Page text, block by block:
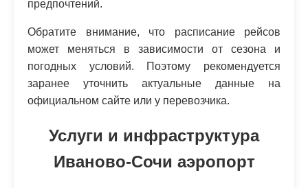
предпочтений.
Обратите внимание, что расписание рейсов
может меняться в зависимости от сезона и
погодных условий. Поэтому рекомендуется
заранее уточнить актуальные данные на
официальном сайте или у перевозчика.
Услуги и инфраструктура
Иваново-Сочи аэропорт